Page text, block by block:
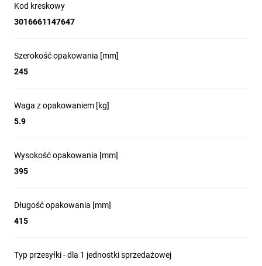
Kod kreskowy
3016661147647
Szerokość opakowania [mm]
245
Waga z opakowaniem [kg]
5.9
Wysokość opakowania [mm]
395
Długość opakowania [mm]
415
Typ przesyłki - dla 1 jednostki sprzedażowej